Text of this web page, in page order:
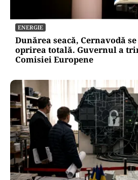
ENERGIE
Dunărea seacă, Cernavodă
oprirea totală. Guvernul a
Comisiei Europene